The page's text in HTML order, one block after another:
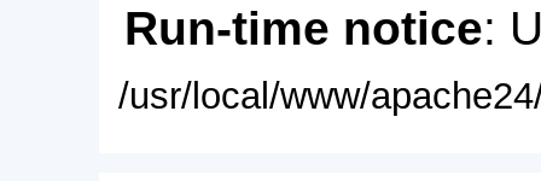
Run-time notice:
/usr/local/www/